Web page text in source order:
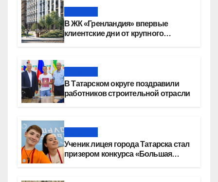
В ЖК «Гренландия» впервые
клиентские дни от крупного
В Татарском округе поздравили
работников строительной отрасли
Ученик лицея города Татарска стал
призером конкурса «Большая